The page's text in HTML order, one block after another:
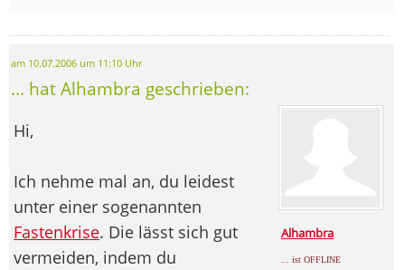
am 10.07.2006 um 11:10 Uhr
... hat Alhambra geschrieben:
Alhambra
... ist OFFLINE
Hi,
Ich nehme mal an, du leidest
unter einer sogenannten
Fastenkrise. Die lässt sich gut
vermeiden, indem du